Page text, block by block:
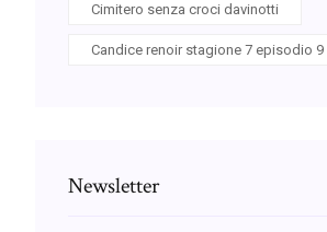
Cimitero senza croci davinotti
Candice renoir stagione 7 episodio 9
Newsletter